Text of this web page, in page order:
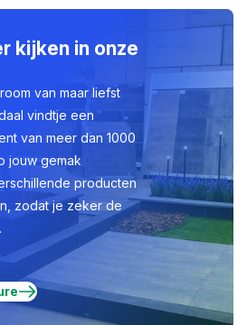
kijken in onze
van maar liefst
vindtje een
van meer dan 1000
jouw gemak
producten
zodat je zeker de